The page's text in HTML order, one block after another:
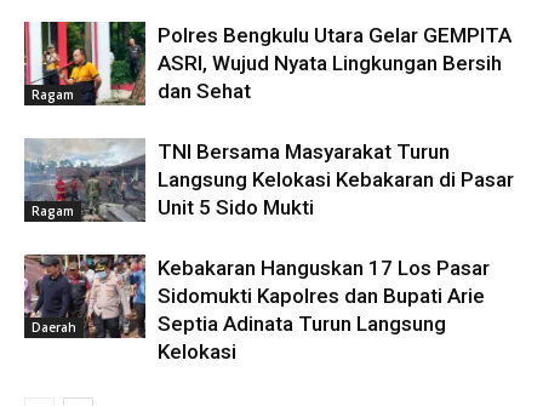
Ragam
Polres Bengkulu Utara Gelar GEMPITA
ASRI, Wujud Nyata Lingkungan Bersih
dan Sehat
Ragam
TNI Bersama Masyarakat Turun
Langsung Kelokasi Kebakaran di Pasar
Unit 5 Sido Mukti
Daerah
Kebakaran Hanguskan 17 Los Pasar
Sidomukti Kapolres dan Bupati Arie
Septia Adinata Turun Langsung
Kelokasi